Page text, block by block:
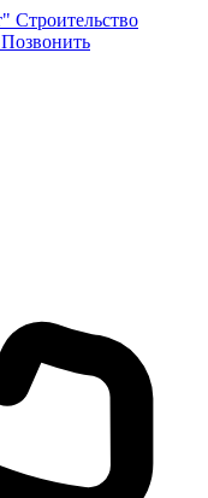
Строительство
Позвонить